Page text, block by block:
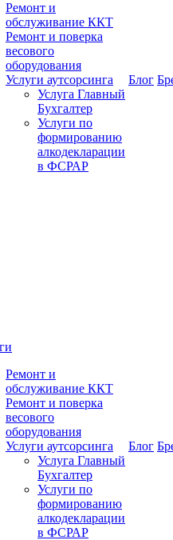
Ремонт и
обслуживание ККТ
Ремонт и поверка
весового
оборудования
Услуги аутсорсинга
Услуга Главный
Бухгалтер
Услуги по
формированию
алкодекларации
в ФСРАР
Блог
Ремонт и
обслуживание ККТ
Ремонт и поверка
весового
оборудования
Услуги аутсорсинга
Услуга Главный
Бухгалтер
Услуги по
формированию
алкодекларации
в ФСРАР
Блог